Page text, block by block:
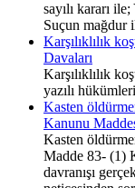
sayılı kararı
Suçun mağdur
Karşılıklılık
Davaları
Karşılıklılık
yazılı
Kasten
Kanunu
Kasten
Madde 83- (1)
davranışı